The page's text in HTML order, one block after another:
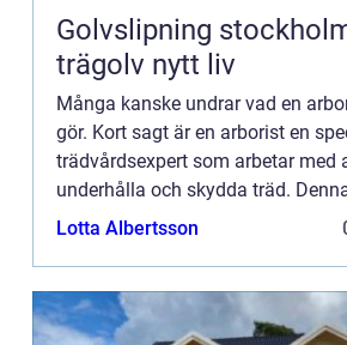
Golvslipning stockholm så
trägolv nytt liv
Många kanske undrar vad en
gör. Kort sagt är en arborist en
trädvårdsexpert som arbetar med
underhålla och skydda träd.
är inte bara vik...
Lotta Albertsson